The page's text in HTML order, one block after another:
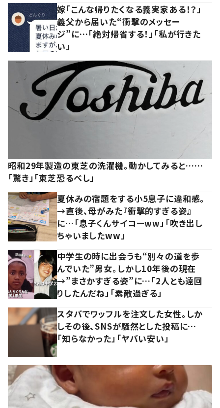
嫁「こんな帰りたくなる義実家ある！？」
義父から届いた“衝撃のメッセー
ジ”に…「絶対帰省する！」「私が行きた
い」
昭和29年製造の東芝の洗濯機。動かしてみると……
「驚き」「東芝恐るべし」
夏休みの宿題をする小5息子に違和感。
→直後、母がみた『衝撃的すぎる姿』
に…「息子くんサイコーww」「吹き出し
ちゃいましたww」
中学生の時に出会うも“別々の道を歩
んでいた”男女。しかし10年後の現在
→”まさかすぎる姿”に…「2人とも遠回
りしたんだね」「素敵過ぎる」
スタバでワッフルを注文した女性。しか
しその後、SNSが騒然とした投稿に…
「知らなかった」「ヤバい安い」